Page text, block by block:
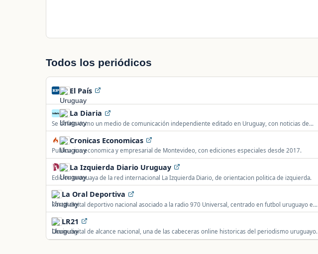
Todos los periódicos
El País
La Diaria
Se define como un medio de comunicación independiente editado en Uruguay, con noticias de
Uruguay y el mundo.
Cronicas Economicas
Publicacion economica y empresarial de Montevideo, con ediciones especiales desde 2017.
La Izquierda Diario Uruguay
Edicion uruguaya de la red internacional La Izquierda Diario, de orientacion politica de izquierda.
La Oral Deportiva
Portal digital deportivo nacional asociado a la radio 970 Universal, centrado en futbol uruguayo e
internacional.
LR21
Diario digital de alcance nacional, una de las cabeceras online historicas del periodismo uruguayo.